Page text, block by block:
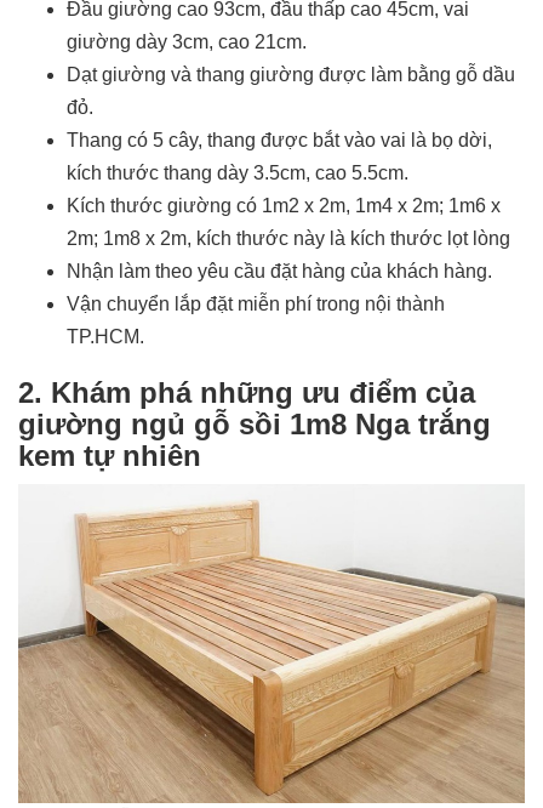
Đầu giường cao 93cm, đầu thấp cao 45cm, vai
giường dày 3cm, cao 21cm.
Dạt giường và thang giường được làm bằng gỗ dầu
đỏ.
Thang có 5 cây, thang được bắt vào vai là bọ dời,
kích thước thang dày 3.5cm, cao 5.5cm.
Kích thước giường có 1m2 x 2m, 1m4 x 2m; 1m6 x
2m; 1m8 x 2m, kích thước này là kích thước lọt lòng
Nhận làm theo yêu cầu đặt hàng của khách hàng.
Vận chuyển lắp đặt miễn phí trong nội thành
TP.HCM.
2. Khám phá những ưu điểm của
giường ngủ gỗ sồi 1m8 Nga trắng
kem tự nhiên